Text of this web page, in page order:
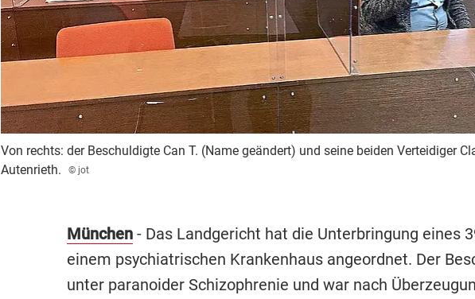
Von rechts: der Beschuldigte Can T. (Name geändert) und seine beiden Verteidiger
Autenrieth.
© jot
München- Das Landgericht hat die Unterbringung eines
einem psychiatrischen Krankenhaus angeordnet. Der
unter paranoider Schizophrenie und war nach